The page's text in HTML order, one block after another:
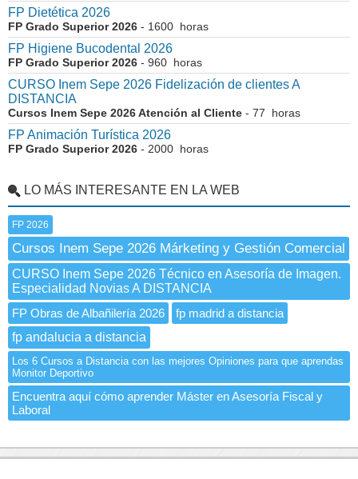
FP Dietética 2026
FP Grado Superior 2026 - 1600 horas
FP Higiene Bucodental 2026
FP Grado Superior 2026 - 960 horas
CURSO Inem Sepe 2026 Fidelización de clientes A
DISTANCIA
Cursos Inem Sepe 2026 Atención al Cliente - 77 horas
FP Animación Turística 2026
FP Grado Superior 2026 - 2000 horas
LO MÁS INTERESANTE EN LA WEB
FP 2026
Cursos Inem Sepe 2026 Márketing y Gestión Comercial
CURSO Inem Sepe 2026 Técnico en Asesoría de Imagen.
Especialidad Novias A DISTANCIA
FP Obras de Albañilería 2026
fp madrid a distancia
fp andalucia a distancia
Los 6 Cursos a Distancia con las mejores Opiniones para que aprendas
Monitor Deportivo
Encuentra aquí cómo aprender Máster en Asesoría Fiscal y
Laboral